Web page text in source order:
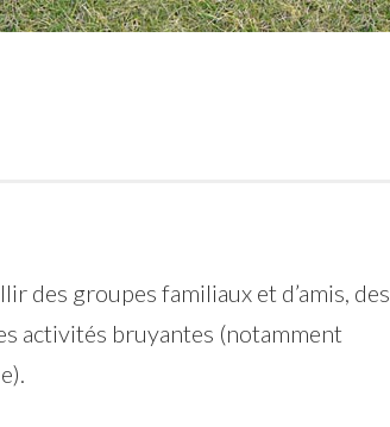
des groupes familiaux et d’amis, des
activités bruyantes (notamment